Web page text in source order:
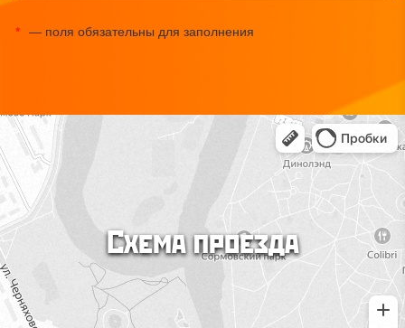
* — поля обязательны для заполнения
Схема проезда